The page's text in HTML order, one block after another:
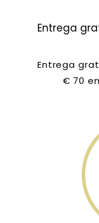
Entrega
Entrega
€ 70